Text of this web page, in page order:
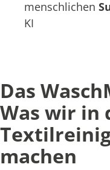
menschlichen
KI
Das
Was wir in
machen